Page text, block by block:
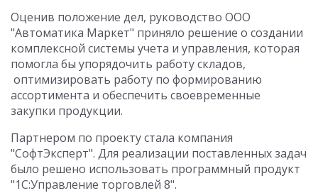
Оценив положение дел, руководство ООО
"Автоматика Маркет" приняло решение о создании
комплексной системы учета и управления, которая
помогла бы упорядочить работу складов,
оптимизировать работу по формированию
ассортимента и обеспечить своевременные
закупки продукции.
Партнером по проекту стала компания
"СофтЭксперт". Для реализации поставленных задач
было решено использовать программный продукт
"1С:Управление торговлей 8".